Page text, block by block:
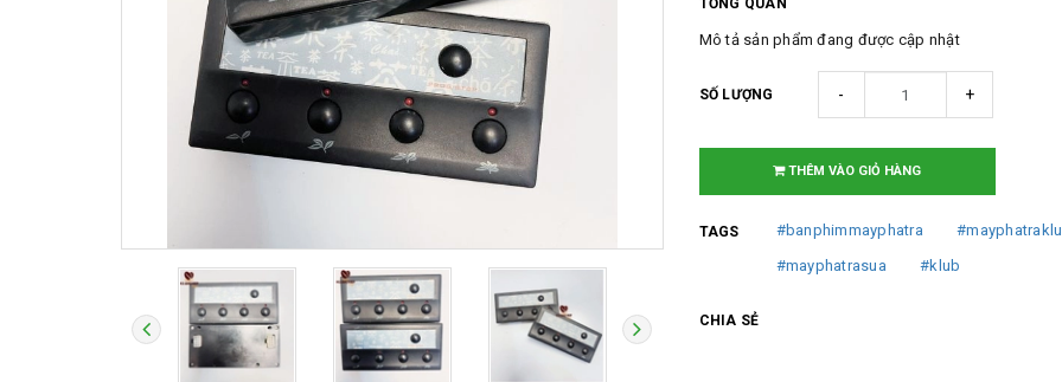
TỔNG QUAN
Mô tả sản phẩm đang được cập nhật
SỐ LƯỢNG - +
THÊM VÀO GIỎ HÀNG
TAGS #banphimmayphatra
#mayphatrasua
#klub
CHIA SẺ